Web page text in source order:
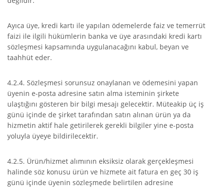
Ayıca üye, kredi kartı ile yapılan ödemelerde faiz ve temerrüt
faizi ile ilgili hükümlerin banka ve üye arasındaki kredi kartı
sözleşmesi kapsamında uygulanacağını kabul, beyan ve
taahhüt eder.
4.2.4. Sözleşmesi sorunsuz onaylanan ve ödemesini yapan
üyenin e-posta adresine satın alma isteminin şirkete
ulaştığını gösteren bir bilgi mesajı gelecektir. Müteakip üç iş
günü içinde de şirket tarafından satın alınan ürün ya da
hizmetin aktif hale getirilerek gerekli bilgiler yine e-posta
yoluyla üyeye bildirilecektir.
4.2.5. Ürün/hizmet alımının eksiksiz olarak gerçekleşmesi
halinde söz konusu ürün ve hizmete ait fatura en geç 30 iş
günü içinde üyenin sözleşmede belirtilen adresine